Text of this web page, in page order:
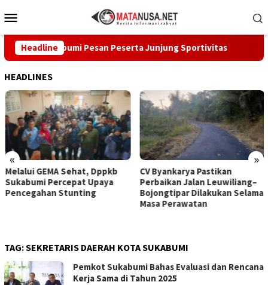
ke
Mobile
Headline
Sukabumi Pesan Peserta Junjung Sportivitas
HEADLINES
« »
Melalui GEMA Sehat, Dppkb
Sukabumi Percepat Upaya
Pencegahan Stunting
CV Byankarya Pastikan
Perbaikan Jalan Leuwiliang–
Bojongtipar Dilakukan Selama
Masa Perawatan
TAG:SEKRETARIS DAERAH KOTA SUKABUMI
Pemkot Sukabumi Bahas Evaluasi dan Rencana
Kerja Sama di Tahun 2025